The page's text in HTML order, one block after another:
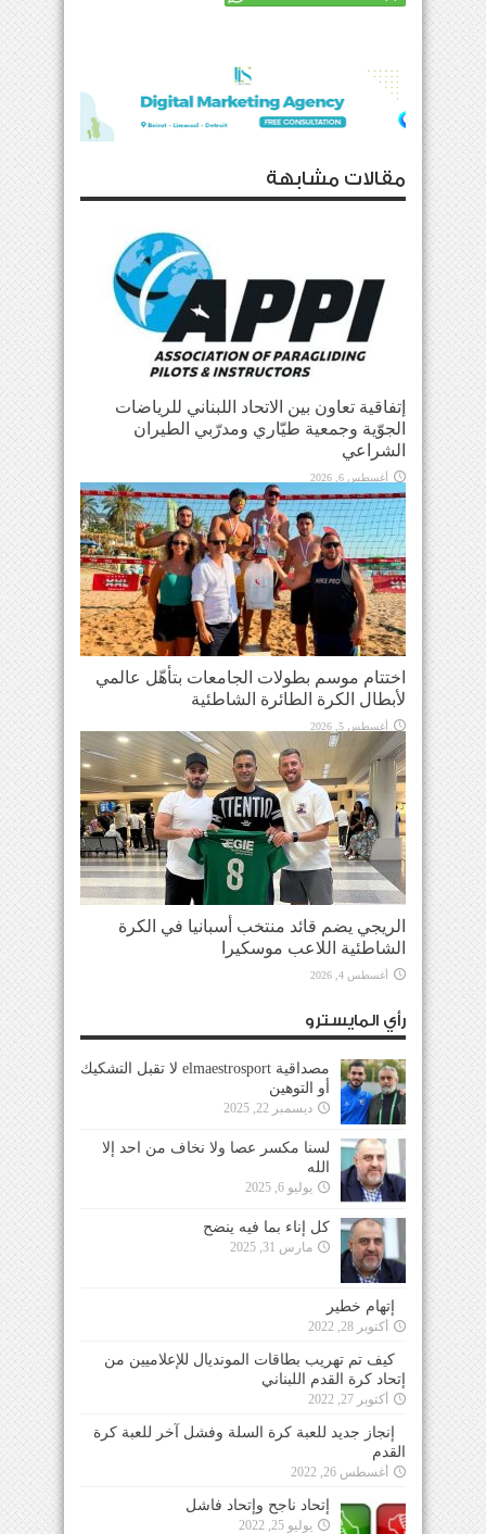
مقالات مشابهة
إتفاقية تعاون بين الاتحاد اللبناني للرياضات
الجوّية وجمعية طيّاري ومدرّبي الطيران
الشراعي
أغسطس 6, 2026
اختتام موسم بطولات الجامعات بتأهّل عالمي
لأبطال الكرة الطائرة الشاطئية
أغسطس 5, 2026
الريجي يضم قائد منتخب أسبانيا في الكرة
الشاطئية اللاعب موسكيرا
أغسطس 4, 2026
رأي المايسترو
مصداقية elmaestrosport لا تقبل التشكيك
أو التوهين
ديسمبر 22, 2025
لسنا مكسر عصا ولا نخاف من احد إلا
الله
يوليو 6, 2025
كل إناء بما فيه ينضح
مارس 31, 2025
إتهام خطير
أكتوبر 28, 2022
كيف تم تهريب بطاقات المونديال للإعلاميين من
إتحاد كرة القدم اللبناني
أكتوبر 27, 2022
إنجاز جديد للعبة كرة السلة وفشل آخر للعبة كرة
القدم
أغسطس 26, 2022
إتحاد ناجح وإتحاد فاشل
يوليو 25, 2022